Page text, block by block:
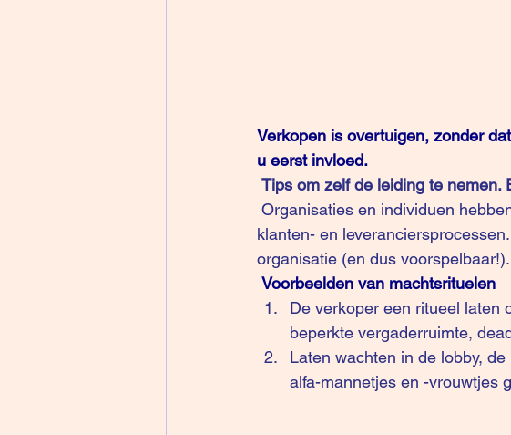
Verkopen is overtuigen, zonder
u eerst invloed.
Tips om zelf de leiding te nemen.
klanten- en
organisatie (en dus voorspelbaar!).
Voorbeelden van machtsrituelen
De verkoper een ritueel laten
beperkte vergaderruimte,
Laten wachten in de lobby,
alfa-mannetjes en -vrouwtjes